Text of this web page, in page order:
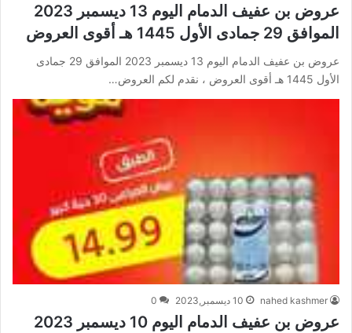
عروض بن عفيف الدمام اليوم 13 ديسمبر 2023
الموافق 29 جمادى الأول 1445 هـ أقوى العروض
عروض بن عفيف الدمام اليوم 13 ديسمبر 2023 الموافق 29 جمادى
الأول 1445 هـ أقوى العروض ، نقدم لكم العروض…
nahed kashmer 10 ديسمبر,2023 0
عروض بن عفيف الدمام اليوم 10 ديسمبر 2023